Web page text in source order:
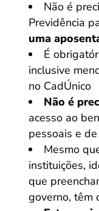
Não é
Previdência
uma
É
inclusive
no CadÚnico
Não é
acesso ao
pessoais e
Mesmo
instituições,
que
governo, têm